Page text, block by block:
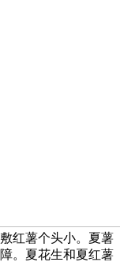
红薯个头小。夏薯
。夏花生和夏红薯